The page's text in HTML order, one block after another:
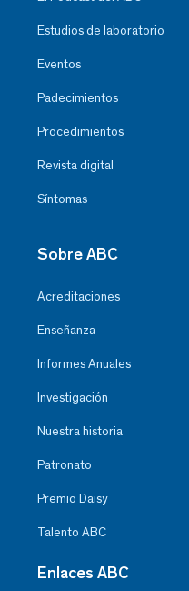
Estudios de laboratorio
Eventos
Padecimientos
Procedimientos
Revista digital
Síntomas
Sobre ABC
Acreditaciones
Enseñanza
Informes Anuales
Investigación
Nuestra historia
Patronato
Premio Daisy
Talento ABC
Enlaces ABC